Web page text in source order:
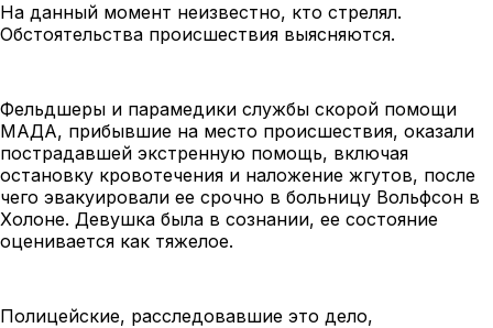
На данный момент неизвестно, кто стрелял.
Обстоятельства происшествия выясняются.
Фельдшеры и парамедики службы скорой помощи
МАДА, прибывшие на место происшествия, оказали
пострадавшей экстренную помощь, включая
остановку кровотечения и наложение жгутов, после
чего эвакуировали ее срочно в больницу Вольфсон в
Холоне. Девушка была в сознании, ее состояние
оценивается как тяжелое.
Полицейские, расследовавшие это дело,